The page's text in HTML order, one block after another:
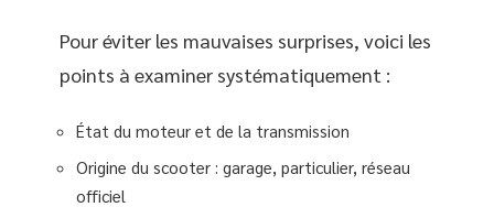
Pour éviter les mauvaises surprises, voici les
points à examiner systématiquement :
État du moteur et de la transmission
Origine du scooter : garage, particulier, réseau
officiel